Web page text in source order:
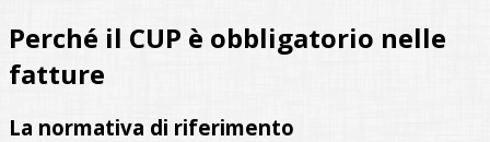
Perché il CUP è obbligatorio nelle
fatture
La normativa di riferimento